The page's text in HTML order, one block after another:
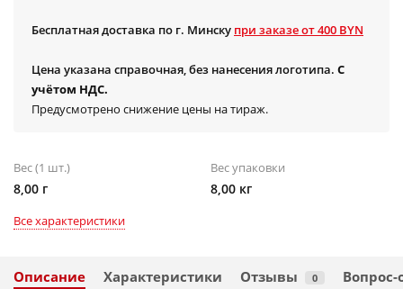
Бесплатная доставка по г. Минску при заказе от 400 BYN
Цена указана справочная, без нанесения логотипа. С
учётом НДС.
Предусмотрено снижение цены на тираж.
Вес (1 шт.)
8,00 г
Вес упаковки
8,00 кг
Все характеристики
Описание Характеристики Отзывы 0 Вопрос-